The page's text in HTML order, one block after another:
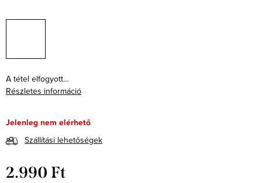
A tétel elfogyott…
Részletes információ
Jelenleg nem elérhető
Szállítási lehetőségek
2.990 Ft